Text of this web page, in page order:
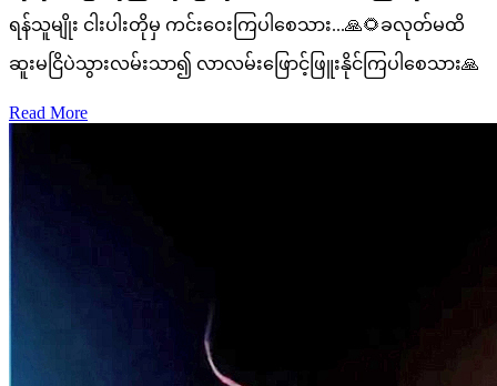
ရန်သူမျိုး ငါးပါးတိုမှ ကင်းဝေးကြပါစေသား...🙏🌻ခလုတ်မထိ
ဆူးမငြိပဲသွားလမ်းသာ၍ လာလမ်းဖြောင့်ဖြူးနိုင်ကြပါစေသား🙏
Read More